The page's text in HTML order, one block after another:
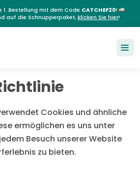
1. Bestellung mit dem Code CATCHEF20!
auf die Schnupperpaket,klicken Sie hier!
EN FR DE
Cookies und ähnliche
ermöglichen es uns unter
Besuch unserer Website
zu bieten.